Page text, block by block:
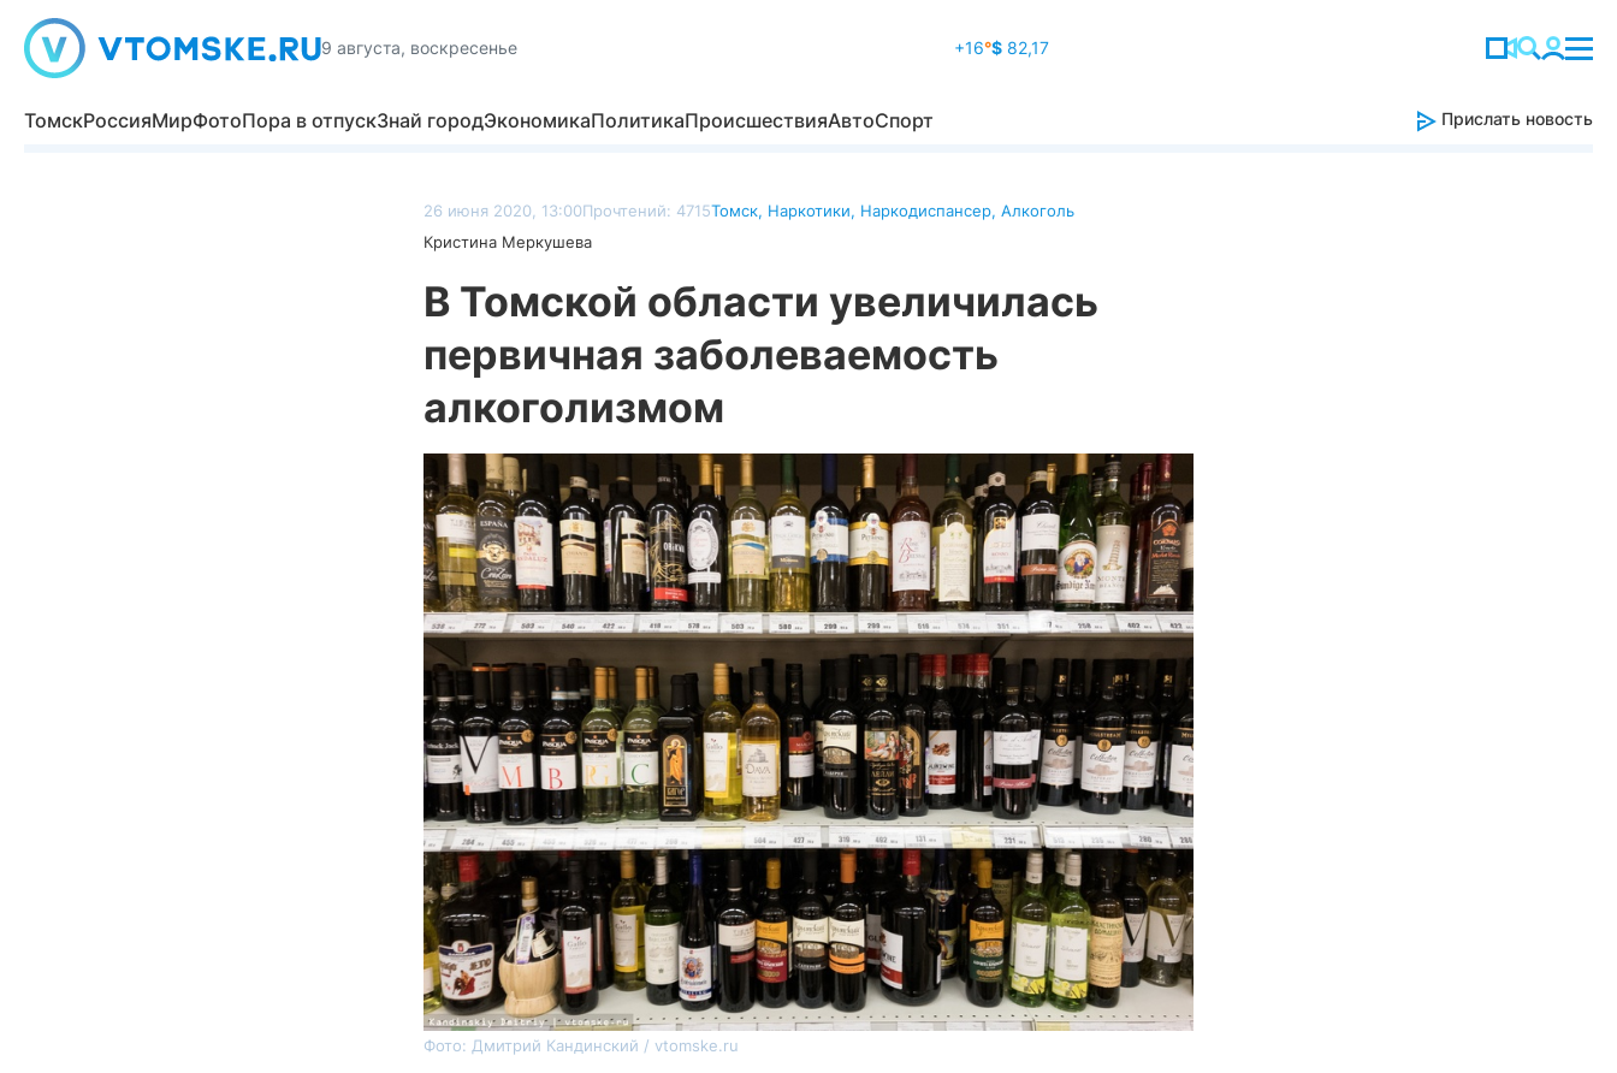
9 августа, воскресенье +16°$ 82,17
ТомскРоссияМирФотоПора в отпускЗнай городЭкономикаПолитикаПроисшествияАвтоСпорт Прислать новость
26 июня 2020, 13:00Прочтений: 4715Томск, Наркотики, Наркодиспансер, Алкоголь
Кристина Меркушева
В Томской области увеличилась
первичная заболеваемость
алкоголизмом
Фото: Дмитрий Кандинский / vtomske.ru